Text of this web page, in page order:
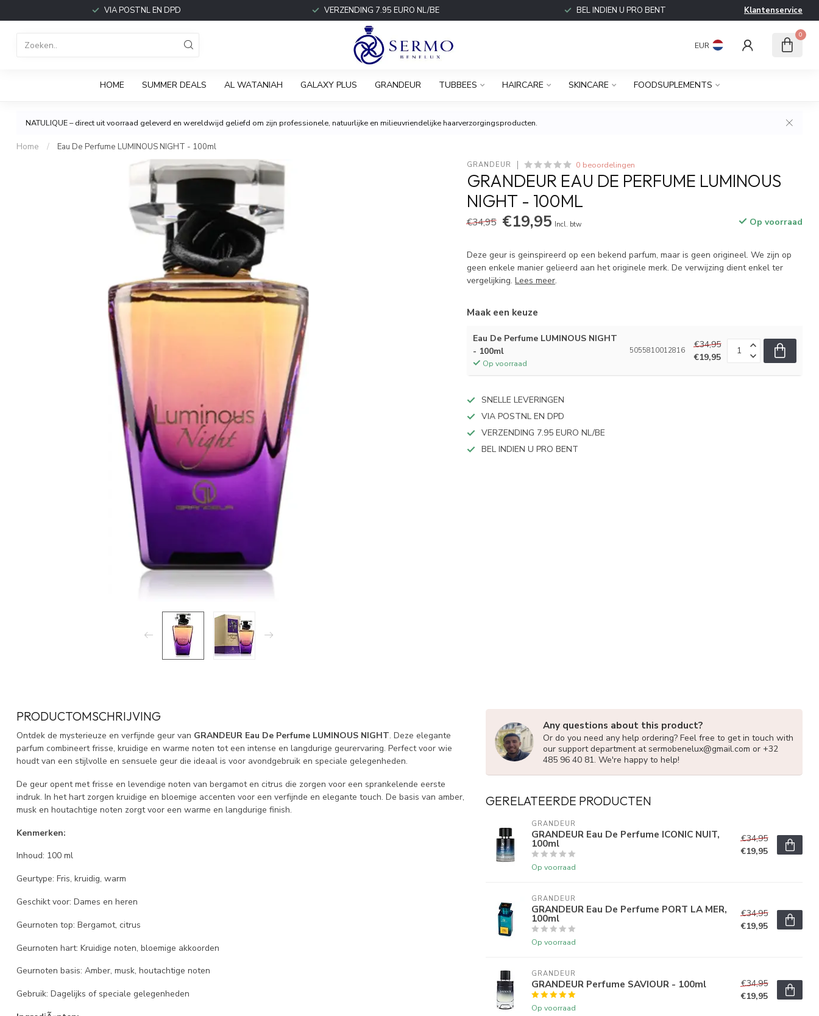
VIA POSTNL EN DPD VERZENDING 7.95 EURO NL/BE BEL INDIEN U PRO BENT Klantenservice
EUR
0
HOME SUMMER DEALS AL WATANIAH GALAXY PLUS GRANDEUR TUBBEES HAIRCARE SKINCARE FOODSUPLEMENTS
NATULIQUE – direct uit voorraad geleverd en wereldwijd geliefd om zijn professionele, natuurlijke en milieuvriendelijke haarverzorgingsproducten.
Home / Eau De Perfume LUMINOUS NIGHT - 100ml
GRANDEUR 0 beoordelingen
GRANDEUR EAU DE PERFUME LUMINOUS
NIGHT - 100ML
€34,95 €19,95 Incl. btw Op voorraad
Deze geur is geinspireerd op een bekend parfum, maar is geen origineel. We zijn op
geen enkele manier gelieerd aan het originele merk. De verwijzing dient enkel ter
vergelijking.Lees meer.
Maak een keuze
Eau De Perfume LUMINOUS NIGHT
- 100ml
Op voorraad
5055810012816
€34,95
€19,95
SNELLE LEVERINGEN
VIA POSTNL EN DPD
VERZENDING 7.95 EURO NL/BE
BEL INDIEN U PRO BENT
PRODUCTOMSCHRIJVING
Ontdek de mysterieuze en verfijnde geur van GRANDEUR Eau De Perfume LUMINOUS NIGHT. Deze elegante
parfum combineert frisse, kruidige en warme noten tot een intense en langdurige geurervaring. Perfect voor wie
houdt van een stijlvolle en sensuele geur die ideaal is voor avondgebruik en speciale gelegenheden.
De geur opent met frisse en levendige noten van bergamot en citrus die zorgen voor een sprankelende eerste
indruk. In het hart zorgen kruidige en bloemige accenten voor een verfijnde en elegante touch. De basis van amber,
musk en houtachtige noten zorgt voor een warme en langdurige finish.
Kenmerken:
Inhoud: 100 ml
Geurtype: Fris, kruidig, warm
Geschikt voor: Dames en heren
Geurnoten top: Bergamot, citrus
Geurnoten hart: Kruidige noten, bloemige akkoorden
Geurnoten basis: Amber, musk, houtachtige noten
Gebruik: Dagelijks of speciale gelegenheden
Any questions about this product?
Or do you need any help ordering? Feel free to get in touch with
our support department at sermobenelux@gmail.com or +32
485 96 40 81. We're happy to help!
GERELATEERDE PRODUCTEN
GRANDEUR
GRANDEUR Eau De Perfume ICONIC NUIT,
100ml
Op voorraad
€34,95
€19,95
GRANDEUR
GRANDEUR Eau De Perfume PORT LA MER,
100ml
Op voorraad
€34,95
€19,95
GRANDEUR
GRANDEUR Perfume SAVIOUR - 100ml
Op voorraad
€34,95
€19,95